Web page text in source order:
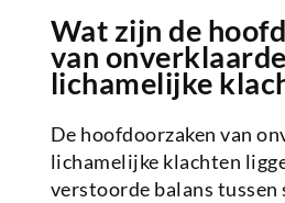
Wat zijn de
van onverklaarde
lichamelijke
De hoofdoorzaken van
lichamelijke klachten
verstoorde balans tussen